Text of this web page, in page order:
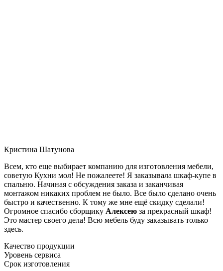
Кристина Шатунова
Всем, кто еще выбирает компанию для изготовления мебели,
советую Кухни мол! Не пожалеете! Я заказывала шкаф-купе в
спальню. Начиная с обсуждения заказа и заканчивая
монтажом никаких проблем не было. Все было сделано очень
быстро и качественно. К тому же мне ещё скидку сделали!
Огромное спасибо сборщику Алексею за прекрасный шкаф!
Это мастер своего дела! Всю мебель буду заказывать только
здесь.
Качество продукции
Уровень сервиса
Срок изготовления